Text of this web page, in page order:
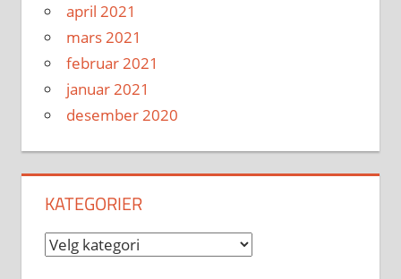
april 2021
mars 2021
februar 2021
januar 2021
desember 2020
KATEGORIER
Kategorier